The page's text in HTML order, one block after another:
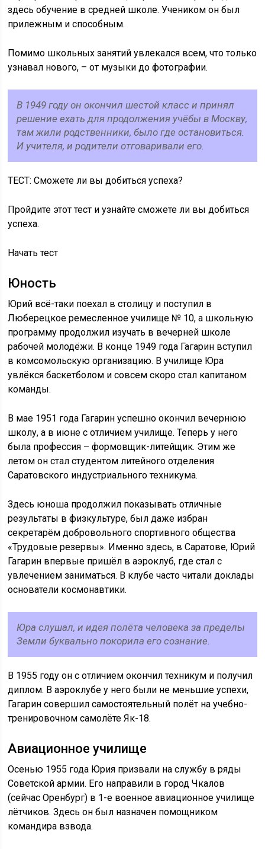
здесь обучение в средней школе. Учеником он был
прилежным и способным.
Помимо школьных занятий увлекался всем, что только
узнавал нового, – от музыки до фотографии.
В 1949 году он окончил шестой класс и принял
решение ехать для продолжения учёбы в Москву,
там жили родственники, было где остановиться.
И учителя, и родители отговаривали его.
ТЕСТ: Сможете ли вы добиться успеха?
Пройдите этот тест и узнайте сможете ли вы добиться
успеха.
Начать тест
Юность
Юрий всё-таки поехал в столицу и поступил в
Люберецкое ремесленное училище № 10, а школьную
программу продолжил изучать в вечерней школе
рабочей молодёжи. В конце 1949 года Гагарин вступил
в комсомольскую организацию. В училище Юра
увлёкся баскетболом и совсем скоро стал капитаном
команды.
В мае 1951 года Гагарин успешно окончил вечернюю
школу, а в июне с отличием училище. Теперь у него
была профессия – формовщик-литейщик. Этим же
летом он стал студентом литейного отделения
Саратовского индустриального техникума.
Здесь юноша продолжил показывать отличные
результаты в физкультуре, был даже избран
секретарём добровольного спортивного общества
«Трудовые резервы». Именно здесь, в Саратове, Юрий
Гагарин впервые пришёл в аэроклуб, где стал с
увлечением заниматься. В клубе часто читали доклады
основатели космонавтики.
Юра слушал, и идея полёта человека за пределы
Земли буквально покорила его сознание.
В 1955 году он с отличием окончил техникум и получил
диплом. В аэроклубе у него были не меньшие успехи,
Гагарин совершил самостоятельный полёт на учебно-
тренировочном самолёте Як-18.
Авиационное училище
Осенью 1955 года Юрия призвали на службу в ряды
Советской армии. Его направили в город Чкалов
(сейчас Оренбург) в 1-е военное авиационное училище
лётчиков. Здесь он был назначен помощником
командира взвода.